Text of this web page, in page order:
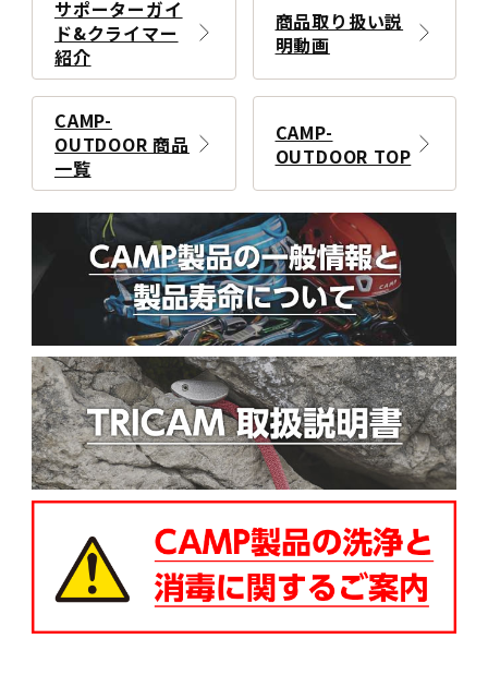
サポーターガイ
ド&クライマー
紹介
商品取り扱い説
明動画
CAMP-
OUTDOOR 商品
一覧
CAMP-
OUTDOOR TOP